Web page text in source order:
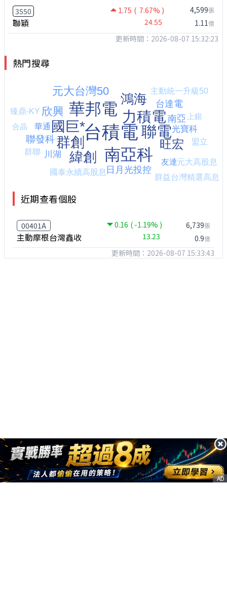
3550 1.75 ( 7.67% )
聯穎 24.55
4,599張
1.11億
更新時間：2026-08-07 15:32:23
熱門搜尋
近期查看個股
00401A 0.16 ( -1.19% )
主動摩根台灣鑫收 13.23
6,739張
0.9億
更新時間：2026-08-07 15:33:43
AD